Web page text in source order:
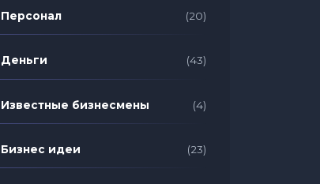
Персонал (20)
Деньги (43)
Известные бизнесмены (4)
Бизнес идеи (23)